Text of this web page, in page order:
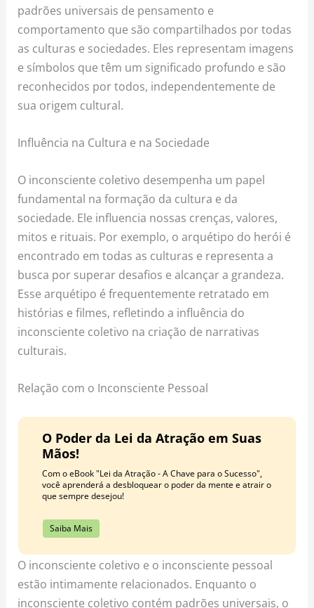
padrões universais de pensamento e
comportamento que são compartilhados por todas
as culturas e sociedades. Eles representam imagens
e símbolos que têm um significado profundo e são
reconhecidos por todos, independentemente de
sua origem cultural.
Influência na Cultura e na Sociedade
O inconsciente coletivo desempenha um papel
fundamental na formação da cultura e da
sociedade. Ele influencia nossas crenças, valores,
mitos e rituais. Por exemplo, o arquétipo do herói é
encontrado em todas as culturas e representa a
busca por superar desafios e alcançar a grandeza.
Esse arquétipo é frequentemente retratado em
histórias e filmes, refletindo a influência do
inconsciente coletivo na criação de narrativas
culturais.
Relação com o Inconsciente Pessoal
O Poder da Lei da Atração em Suas
Mãos!
Com o eBook "Lei da Atração - A Chave para o Sucesso",
você aprenderá a desbloquear o poder da mente e atrair o
que sempre desejou!
Saiba Mais
O inconsciente coletivo e o inconsciente pessoal
estão intimamente relacionados. Enquanto o
inconsciente coletivo contém padrões universais, o